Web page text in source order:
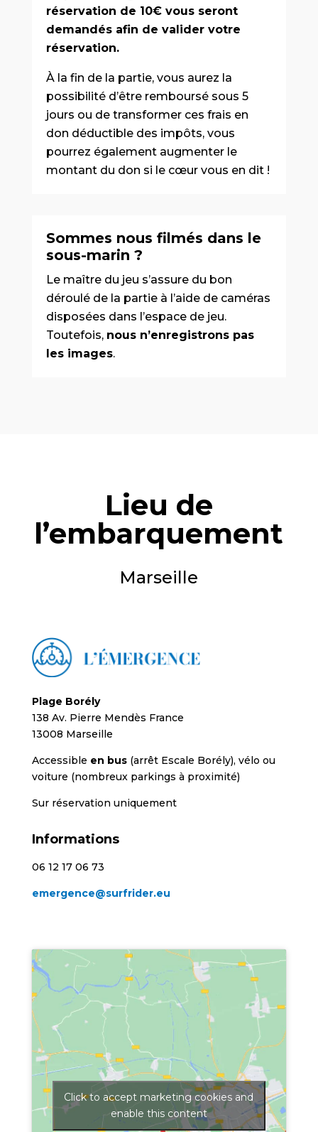
réservation de 10€ vous seront
demandés afin de valider votre
réservation.
À la fin de la partie, vous aurez la
possibilité d’être remboursé sous 5
jours ou de transformer ces frais en
don déductible des impôts, vous
pourrez également augmenter le
montant du don si le cœur vous en dit !
Sommes nous filmés dans le
sous-marin ?
Le maître du jeu s’assure du bon
déroulé de la partie à l’aide de caméras
disposées dans l’espace de jeu.
Toutefois, nous n’enregistrons pas
les images.
Lieu de
l’embarquement
Marseille
Plage Borély
138 Av. Pierre Mendès France
13008 Marseille
Accessible en bus(arrêt Escale Borély), vélo ou
voiture (nombreux parkings à proximité)
Sur réservation uniquement
Informations
06 12 17 06 73
emergence@surfrider.eu
Click to accept marketing cookies and
enable this content